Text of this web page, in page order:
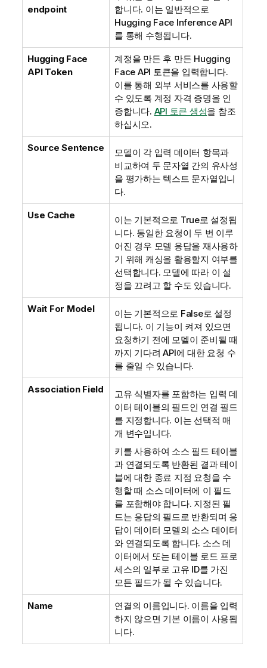
endpoint
합니다. 이는 일반적으로
Hugging Face Inference API
를 통해 수행됩니다.
Hugging Face
API Token
계정을 만든 후 만든 Hugging
Face API 토큰을 입력합니다.
이를 통해 외부 서비스를 사용할
수 있도록 계정 자격 증명을 인
증합니다. API 토큰 생성을 참조
하십시오.
Source Sentence
모델이 각 입력 데이터 항목과
비교하여 두 문자열 간의 유사성
을 평가하는 텍스트 문자열입니
다.
Use Cache
이는 기본적으로 True로 설정됩
니다. 동일한 요청이 두 번 이루
어진 경우 모델 응답을 재사용하
기 위해 캐싱을 활용할지 여부를
선택합니다. 모델에 따라 이 설
정을 끄려고 할 수도 있습니다.
Wait For Model
이는 기본적으로 False로 설정
됩니다. 이 기능이 켜져 있으면
요청하기 전에 모델이 준비될 때
까지 기다려 API에 대한 요청 수
를 줄일 수 있습니다.
Association Field
고유 식별자를 포함하는 입력 데
이터 테이블의 필드인 연결 필드
를 지정합니다. 이는 선택적 매
개 변수입니다.
키를 사용하여 소스 필드 테이블
과 연결되도록 반환된 결과 테이
블에 대한 종료 지점 요청을 수
행할 때 소스 데이터에 이 필드
를 포함해야 합니다. 지정된 필
드는 응답의 필드로 반환되며 응
답이 데이터 모델의 소스 데이터
와 연결되도록 합니다. 소스 데
이터에서 또는 테이블 로드 프로
세스의 일부로 고유 ID를 가진
모든 필드가 될 수 있습니다.
Name
연결의 이름입니다. 이름을 입력
하지 않으면 기본 이름이 사용됩
니다.